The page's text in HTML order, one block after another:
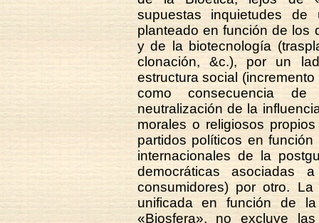
supuestas inquietudes
planteado en función de los
y de la biotecnología
clonación, &c.), por un
estructura social
como consecuencia de
neutralización de la
morales o religiosos
partidos políticos en
internacionales de la
democráticas
consumidores) por otro.
unificada en función de
«Biosfera», no excluye